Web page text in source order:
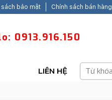
sách bảo mật Chính sách bán hàng
0913.916.150
LIÊN HỆ